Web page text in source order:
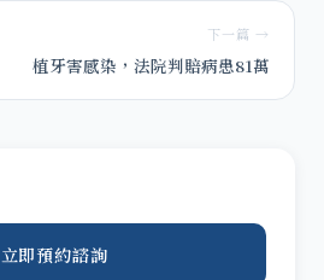
下一篇 →
植牙害感染，法院判賠病患81萬
立即預約諮詢